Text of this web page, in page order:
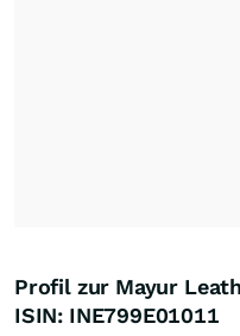
Profil zur Mayur
ISIN: INE799E01011